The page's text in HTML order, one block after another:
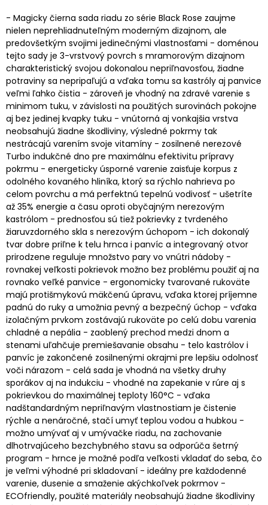
- Magicky čierna sada riadu zo série Black Rose zaujme
nielen neprehliadnuteľným moderným dizajnom, ale
predovšetkým svojimi jedinečnými vlastnosťami - doménou
tejto sady je 3-vrstvový povrch s mramorovým dizajnom
charakteristický svojou dokonalou nepriľnavosťou, žiadne
potraviny sa nepripaľujú a vďaka tomu sa kastróly aj panvice
veľmi ľahko čistia - zároveň je vhodný na zdravé varenie s
minimom tuku, v závislosti na použitých surovinách pokojne
aj bez jedinej kvapky tuku - vnútorná aj vonkajšia vrstva
neobsahujú žiadne škodliviny, výsledné pokrmy tak
nestrácajú varením svoje vitamíny - zosilnené nerezové
Turbo indukčné dno pre maximálnu efektivitu prípravy
pokrmu - energeticky úsporné varenie zaisťuje korpus z
odolného kovaného hliníka, ktorý sa rýchlo nahrieva po
celom povrchu a má perfektnú tepelnú vodivosť - ušetríte
až 35% energie a času oproti obyčajným nerezovým
kastrólom - prednosťou sú tiež pokrievky z tvrdeného
žiaruvzdorného skla s nerezovým úchopom - ich dokonalý
tvar dobre priľne k telu hrnca i panvíc a integrovaný otvor
prirodzene reguluje množstvo pary vo vnútri nádoby -
rovnakej veľkosti pokrievok možno bez problému použiť aj na
rovnako veľké panvice - ergonomicky tvarované rukoväte
majú protišmykovú mäkčenú úpravu, vďaka ktorej príjemne
padnú do ruky a umožnia pevný a bezpečný úchop - vďaka
izolačným prvkom zostávajú rukoväte po celú dobu varenia
chladné a nepália - zaoblený prechod medzi dnom a
stenami uľahčuje premiešavanie obsahu - telo kastrólov i
panvíc je zakončené zosilnenými okrajmi pre lepšiu odolnosť
voči nárazom - celá sada je vhodná na všetky druhy
sporákov aj na indukciu - vhodné na zapekanie v rúre aj s
pokrievkou do maximálnej teploty 160°C - vďaka
nadštandardným nepriľnavým vlastnostiam je čistenie
rýchle a nenáročné, stačí umyť teplou vodou a hubkou -
možno umývať aj v umývačke riadu, na zachovanie
dlhotrvajúceho bezchybného stavu sa odporúča šetrný
program - hrnce je možné podľa veľkosti vkladať do seba, čo
je veľmi výhodné pri skladovaní - ideálny pre každodenné
varenie, dusenie a smaženie akýchkoľvek pokrmov -
ECOfriendly, použité materiály neobsahujú žiadne škodliviny